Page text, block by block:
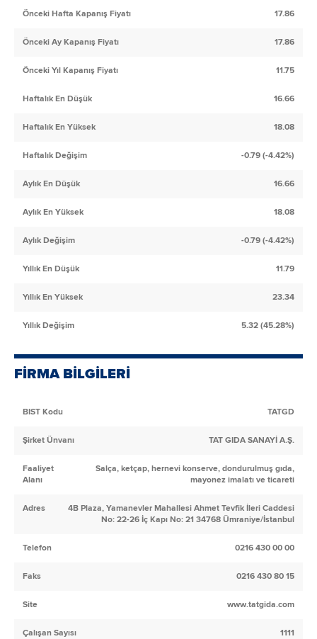
Önceki Hafta Kapanış Fiyatı 17.86
Önceki Ay Kapanış Fiyatı 17.86
Önceki Yıl Kapanış Fiyatı 11.75
Haftalık En Düşük 16.66
Haftalık En Yüksek 18.08
Haftalık Değişim -0.79 (-4.42%)
Aylık En Düşük 16.66
Aylık En Yüksek 18.08
Aylık Değişim -0.79 (-4.42%)
Yıllık En Düşük 11.79
Yıllık En Yüksek 23.34
Yıllık Değişim 5.32 (45.28%)
FİRMA BİLGİLERİ
BIST Kodu TATGD
Şirket Ünvanı TAT GIDA SANAYİ A.Ş.
Faaliyet
Alanı
Salça, ketçap, hernevi konserve, dondurulmuş gıda,
mayonez imalatı ve ticareti
Adres
4B Plaza, Yamanevler Mahallesi Ahmet Tevfik İleri Caddesi
No: 22-26 İç Kapı No: 21 34768 Ümraniye/İstanbul
Telefon 0216 430 00 00
Faks 0216 430 80 15
Site www.tatgida.com
Çalışan Sayısı 1111